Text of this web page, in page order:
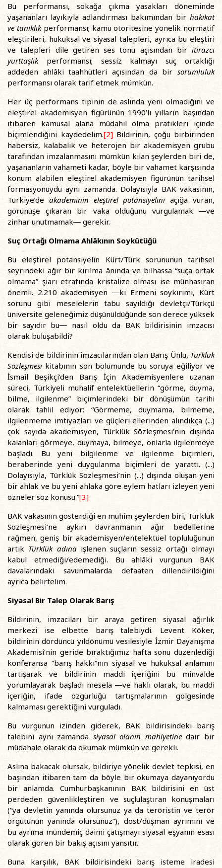
Bu performansı, sokağa çıkma yasakları döneminde
yaşananları layıkıyla adlandırması bakımından bir hakikat
ve tanıklıkperformansı; kamu otoritesine yönelik normatif
eleştirileri, hukuksal ve siyasal talepleri, ayrıca bu eleştiri
ve talepleri dile getiren ses tonu açısından bir itirazcı
yurttaşlıkperformansı; sessiz kalmayı suç ortaklığı
addeden ahlâki taahhütleri açısından da bir sorumluluk
performansı olarak tarif etmek mümkün.
Her üç performans tipinin de aslında yeni olmadığını ve
eleştirel akademisyen figürünün 1990’lı yılların başından
itibaren kamusal alana müdahil olma pratikleri içinde
biçimlendiğini kaydedelim.[2]Bildirinin, çoğu birbirinden
habersiz, kalabalık ve heterojen bir akademisyen grubu
tarafından imzalanmasını mümkün kılan şeylerden biri de,
yaşananların vahameti kadar, böyle bir vahamet karşısında
konum alabilen eleştirel akademisyen figürünün tarihsel
formasyonuydu aynı zamanda. Dolayısıyla BAK vakasının,
Türkiye’de akademinin eleştirel potansiyelini açığa vuran,
görünüşe çıkaran bir vaka olduğunu vurgulamak ―ve
zinhar unutmamak― gerekir.
Suç Ortağı Olmama Ahlâkının Soykütüğü
Bu eleştirel potansiyelin Kürt/Türk sorununun tarihsel
seyrindeki ağır bir kırılma ânında ve bilhassa “suça ortak
olmama” şiarı etrafında kristalize olması ise münhasıran
önemli. 2.210 akademisyen ―ki Ermeni soykırımı, Kürt
sorunu gibi meselelerin tabu sayıldığı devletçi/Türkçü
üniversite geleneğimiz düşünüldüğünde son derece yüksek
bir sayıdır bu― nasıl oldu da BAK bildirisinin imzacısı
olarak buluşabildi?
Kendisi de bildirinin imzacılarından olan Barış Ünlü, Türklük
Sözleşmesi kitabının son bölümünde bu soruya eğiliyor ve
İsmail Beşikçi’den Barış İçin Akademisyenlere uzanan
süreci, Türkiyeli muhalif entelektüellerin “görme, duyma,
bilme, ilgilenme” biçimlerindeki bir dönüşümün tarihi
olarak tahlil ediyor: “Görmeme, duymama, bilmeme,
ilgilenmeme imtiyazları ve güçleri ellerinden alındıkça (...)
çok sayıda akademisyen, Türklük Sözleşmesi’nin dışında
kalanları görmeye, duymaya, bilmeye, onlarla ilgilenmeye
başladı. Bu yeni bilgilenme ve ilgilenme biçimleri,
beraberinde yeni duygulanma biçimleri de yarattı. (...)
Dolayısıyla, Türklük Sözleşmesi’nin (...) dışında oluşan yeni
bir ahlak ve bu yeni ahlaka göre eylem hatları izleyen yeni
özneler söz konusu.”[3]
BAK vakasının gösterdiği en mühim şeylerden biri, Türklük
Sözleşmesi’ne aykırı davranmanın ağır bedellerine
rağmen, geniş bir akademisyen/entelektüel topluluğunun
artık Türklük adınaişlenen suçların sessiz ortağı olmayı
kabul etmediği/edemediği. Bu ahlâki vurgunun BAK
davalarındaki savunmalarda defaaten dillendirildiğini
ayrıca belirtelim.
Siyasal Bir Talep Olarak Barış
Bildirinin, imzacıları bir araya getiren siyasal ağırlık
merkezi ise elbette barış talebiydi. Levent Köker,
bildirinin dördüncü yıldönümü vesilesiyle İzmir Dayanışma
Akademisi’nin geride bıraktığımız hafta sonu düzenlediği
konferansa “barış hakkı”nın siyasal ve hukuksal anlamını
tartışarak ve bildirinin maddi içeriğini bu minvalde
yorumlayarak başladı mesela ―ve haklı olarak, bu maddi
içeriğin, ifade özgürlüğü tartışmalarının gölgesinde
kalmaması gerektiğini vurguladı.
Bu vurgunun izinden giderek, BAK bildirisindeki barış
talebini aynı zamanda siyasal olanın mahiyetinedair bir
müdahale olarak da okumak mümkün ve gerekli.
Aslına bakacak olursak, bildiriye yönelik devlet tepkisi, en
başından itibaren tam da böyle bir okumaya dayanıyordu
bir anlamda. Cumhurbaşkanının BAK bildirisini en üst
perdeden güvenlikleştiren ve suçlulaştıran konuşmaları
(“ya devletin yanında olursunuz ya da teröristin ve terör
örgütünün yanında olursunuz”), dost/düşman ayrımını ve
bu ayrıma mündemiç daimi çatışmayı siyasal eşyanın esası
olarak gören bir bakış açısını yansıtır.
Buna karşılık, BAK bildirisindeki barış isteme iradesi